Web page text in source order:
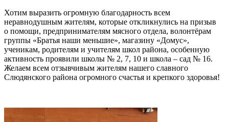
Хотим выразить огромную благодарность всем
неравнодушным жителям, которые откликнулись на призыв
о помощи, предпринимателям мясного отдела, волонтёрам
группы «Братья наши меньшие», магазину «Домус»,
ученикам, родителям и учителям школ района, особенную
активность проявили школы № 2, 7, 10 и школа – сад № 16.
Желаем всем отзывчивым жителям нашего славного
Слюдянского района огромного счастья и крепкого здоровья!